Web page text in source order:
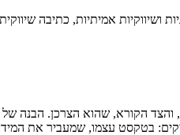
ושיווקיות אמיתיות, כתיבה
הקורא, שהוא הצרכן. הבנה
בטקסט עצמו, שמעביר את